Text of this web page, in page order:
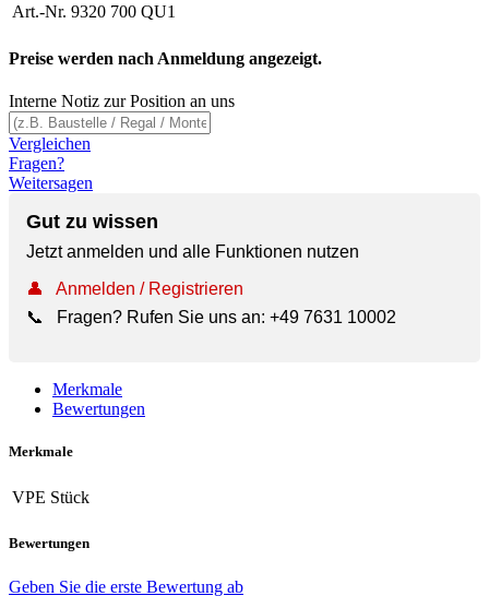
Art.-Nr. 9320 700 QU1
Preise werden nach Anmeldung angezeigt.
Interne Notiz zur Position an uns
Vergleichen
Fragen?
Weitersagen
Gut zu wissen
Jetzt anmelden und alle Funktionen nutzen
👤
Anmelden / Registrieren
📞
Fragen? Rufen Sie uns an: +49 7631 10002
Merkmale
Bewertungen
Merkmale
VPE Stück
Bewertungen
Geben Sie die erste Bewertung ab